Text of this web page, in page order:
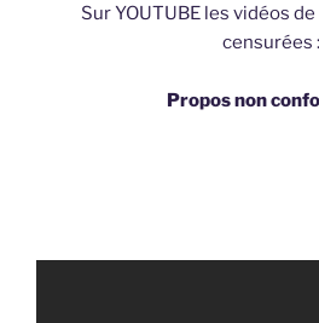
Sur YOUTUBE les vidéos
censurées :
Propos non